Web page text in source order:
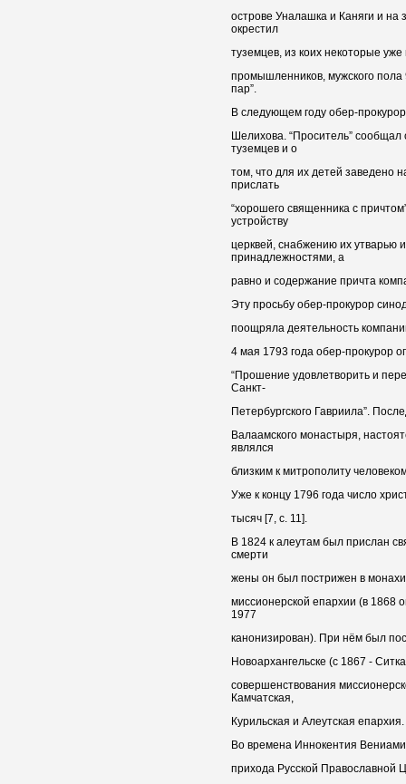
острове Уналашка и Каняги и на
окрестил
туземцев, из коих некоторые
промышленников, мужского пола
пар”.
В следующем году обер-
Шелихова. “Проситель”
туземцев и о
том, что для их детей заведено
прислать
“хорошего священника с
устройству
церквей, снабжению их утварью
принадлежностями, а
равно и содержание причта
Эту просьбу обер-прокурор
поощряла деятельность
4 мая 1793 года обер-прокурор
“Прошение удовлетворить и
Санкт-
Петербургского Гавриила”.
Валаамского монастыря,
являлся
близким к митрополиту
Уже к концу 1796 года число
тысяч [7, c. 11].
В 1824 к алеутам был прислан
смерти
жены он был пострижен в
миссионерской епархии (в 1868
1977
канонизирован). При нём был
Новоархангельске (с 1867 -
совершенствования
Камчатская,
Курильская и Алеутская епархия.
Во времена Иннокентия
прихода Русской Православной